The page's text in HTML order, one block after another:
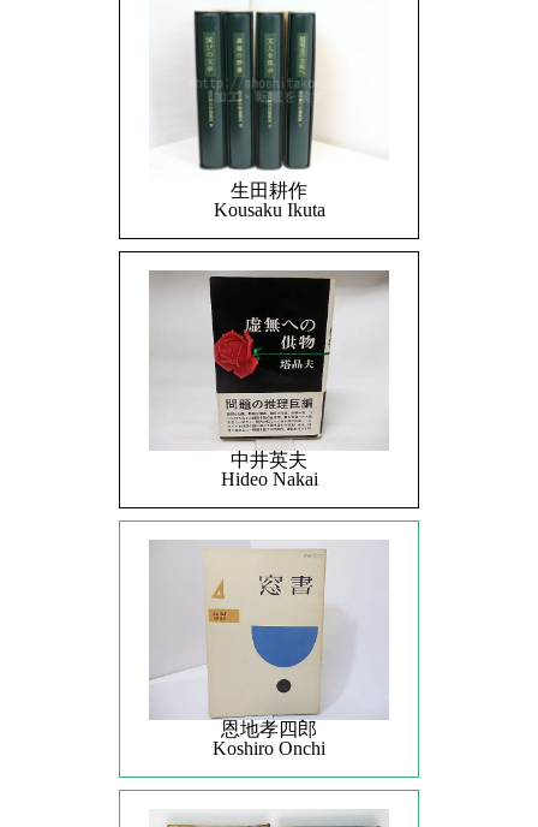
生田耕作
Kousaku Ikuta
中井英夫
Hideo Nakai
恩地孝四郎
Koshiro Onchi